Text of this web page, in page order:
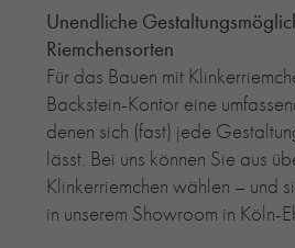
RE-USE-ZIEGEL
GLASUR-ZIEGEL
RE-USE-MÖRTEL
FASSADENPLANUNG
PRIVATKUNDEN
ÜBER UNS
BLOG
Unendliche
Riemchensorten
Für das Bauen mit
Backstein-Kontor eine
denen sich (fast) jede
lässt. Bei uns können Sie aus
Klinkerriemchen wählen – und
in unserem Showroom in Köln-